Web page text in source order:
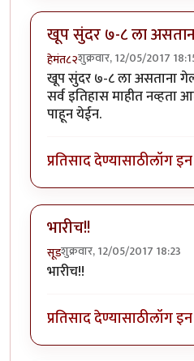
खूप सुंदर ७-८ ला
हेमंत८२शुक्रवार, 12/05/2017
खूप सुंदर ७-८ ला असताना
सर्व इतिहास माहीत
पाहून येईन.
प्रतिसाद देण्यासाठीलॉग
भारीच!!
सूडशुक्रवार, 12/05/2017 18:23
भारीच!!
प्रतिसाद देण्यासाठीलॉग